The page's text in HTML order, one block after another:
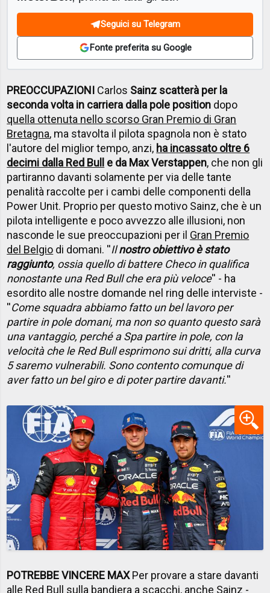
Seguici su Telegram
Fonte preferita su Google
PREOCCUPAZIONI Carlos Sainz scatterà per la
seconda volta in carriera dalla pole position dopo
quella ottenuta nello scorso Gran Premio di Gran
Bretagna, ma stavolta il pilota spagnola non è stato
l'autore del miglior tempo, anzi, ha incassato oltre 6
decimi dalla Red Bull
e da Max Verstappen, che non gli
partiranno davanti solamente per via delle tante
penalità raccolte per i cambi delle componenti della
Power Unit. Proprio per questo motivo Sainz, che è un
pilota intelligente e poco avvezzo alle illusioni, non
nasconde le sue preoccupazioni per il Gran Premio
del Belgio di domani. ''Ilnostro obiettivo è stato
raggiunto, ossia quello di battere Checo in qualifica
nonostante una Red Bull che era più veloce'' - ha
esordito alle nostre domande nel ring delle interviste -
''Come squadra abbiamo fatto un bel lavoro per
partire in pole domani, ma non so quanto questo sarà
una vantaggio, perché a Spa partire in pole, con la
velocità che le Red Bull esprimono sui dritti, alla curva
5 saremo vulnerabili. Sono contento comunque di
aver fatto un bel giro e di poter partire davanti.''
POTREBBE VINCERE MAXPer provare a stare davanti
alle Red Bull sulla bandiera a scacchi, anche Sainz -